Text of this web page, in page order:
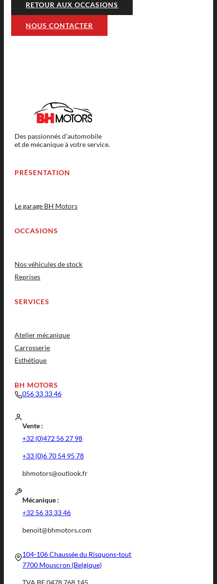
RETOUR AUX OCCASIONS
NOUS CONTACTER
Des passionnés d’automobile
et de mécanique à votre service.
PRÉSENTATION
Le garage BH Motors
OCCASIONS
Nos véhicules de stock
Reprises
SERVICES
Atelier mécanique
Carrosserie
Esthétique
BH MOTORS
056 33 33 46
Vente :
+32 (0)472 56 27 98
+33 (0)6 70 54 95 78
bhmotors@outlook.fr
Mécanique :
+32 56 33 33 46
benoit@bhmotors.com
104-106 Chaussée du Risquons-tout
7700 Mouscron (Belgique)